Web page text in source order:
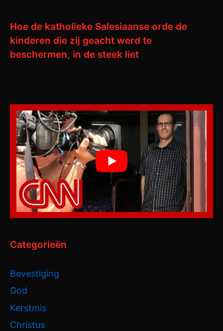
Hoe de katholieke Salesiaanse orde de
kinderen die zij geacht werd te
beschermen, in de steek liet
Categorieën
Bevestiging
God
Kerstmis
Christus